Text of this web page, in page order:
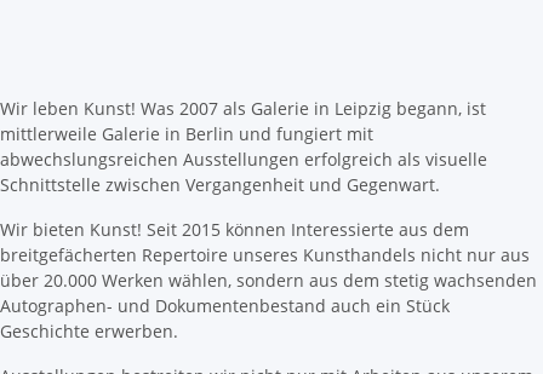
Wir leben Kunst! Was 2007 als Galerie in Leipzig begann, ist
mittlerweile Galerie in Berlin und fungiert mit
abwechslungsreichen Ausstellungen erfolgreich als visuelle
Schnittstelle zwischen Vergangenheit und Gegenwart.
Wir bieten Kunst! Seit 2015 können Interessierte aus dem
breitgefächerten Repertoire unseres Kunsthandels nicht nur aus
über 20.000 Werken wählen, sondern aus dem stetig wachsenden
Autographen- und Dokumentenbestand auch ein Stück
Geschichte erwerben.